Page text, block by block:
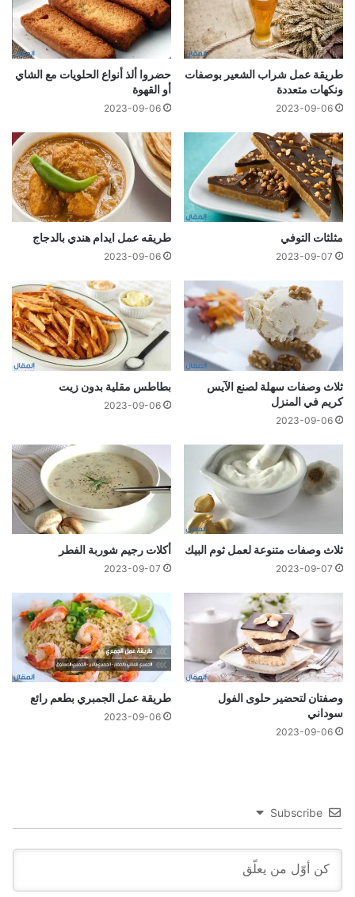
طريقة عمل شراب الشعير بوصفات
ونكهات متعددة
2023-09-06
حضروا ألذ أنواع الحلويات مع الشاي
أو القهوة
2023-09-06
مثلثات التوفي
2023-09-07
طريقه عمل ايدام هندي بالدجاج
2023-09-06
ثلاث وصفات سهلة لصنع الآيس
كريم في المنزل
2023-09-06
بطاطس مقلیة بدون زیت
2023-09-06
ثلاث وصفات متنوعة لعمل ثوم البيك
2023-09-07
أكلات رجيم شوربة الفطر
2023-09-07
وصفتان لتحضير حلوى الفول
سوداني
2023-09-06
طريقة عمل الجمبري بطعم رائع
2023-09-06
Subscribe